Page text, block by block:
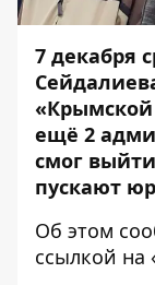
7 декабря
ещё 2
смог
пускают
Об этом
ссылкой на